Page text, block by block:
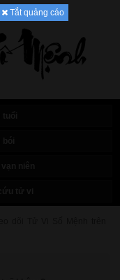
Tắt quảng cáo